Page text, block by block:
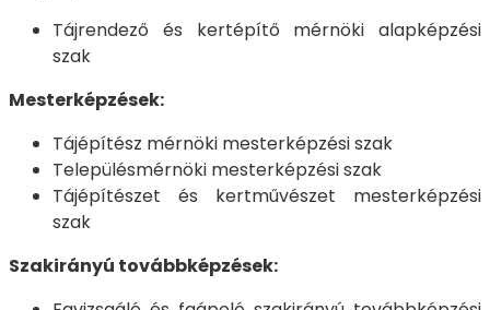
Tájrendező és kertépítő mérnöki alapképzési
szak
Mesterképzések:
Tájépítész mérnöki mesterképzési szak
Településmérnöki mesterképzési szak
Tájépítészet és kertművészet mesterképzési
szak
Szakirányú továbbképzések: